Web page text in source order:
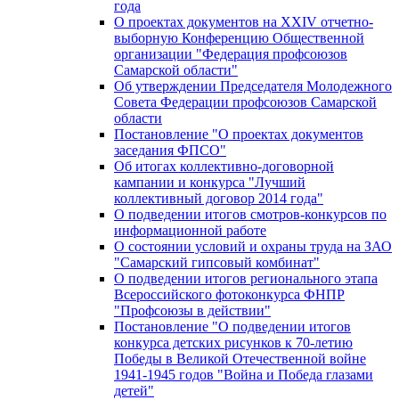
года
О проектах документов на XXIV отчетно-
выборную Конференцию Общественной
организации "Федерация профсоюзов
Самарской области"
Об утверждении Председателя Молодежного
Совета Федерации профсоюзов Самарской
области
Постановление "О проектах документов
заседания ФПСО"
Об итогах коллективно-договорной
кампании и конкурса "Лучший
коллективный договор 2014 года"
О подведении итогов смотров-конкурсов по
информационной работе
О состоянии условий и охраны труда на ЗАО
"Самарский гипсовый комбинат"
О подведении итогов регионального этапа
Всероссийского фотоконкурса ФНПР
"Профсоюзы в действии"
Постановление "О подведении итогов
конкурса детских рисунков к 70-летию
Победы в Великой Отечественной войне
1941-1945 годов "Война и Победа глазами
детей"